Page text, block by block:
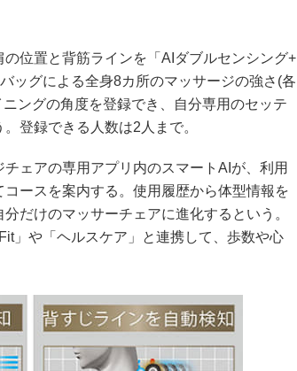
位置と背筋ラインを「AIダブルセンシング+
ッグによる全身8カ所のマッサージの強さ(各
ングの角度を登録でき、自分専用のセッテ
登録できる人数は2人まで。
ェアの専用アプリ内のスマートAIが、利用
ースを案内する。使用履歴から体型情報を
だけのマッサーチェアに進化するという。
」や「ヘルスケア」と連携して、歩数や心